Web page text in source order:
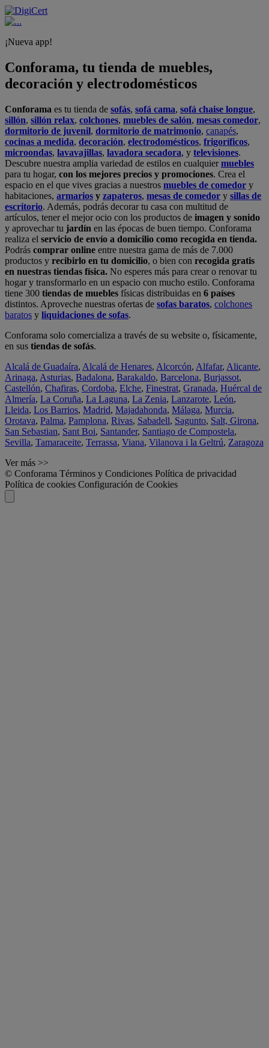
¡Nueva app!
Conforama, tu tienda de muebles,
decoración y electrodomésticos
Conforama es tu tienda de sofás, sofá cama, sofá chaise longue,
sillón, sillón relax, colchones, muebles de salón, mesas comedor,
dormitorio de juvenil, dormitorio de matrimonio, canapés,
cocinas a medida, decoración, electrodomésticos, frigoríficos,
microondas, lavavajillas, lavadora secadora, y televisiones.
Descubre nuestra amplia variedad de estilos en cualquiermuebles
para tu hogar, con los mejores precios y promociones. Crea el
espacio en el que vives gracias a nuestros muebles de comedor y
habitaciones, armarios y zapateros, mesas de comedor y sillas de
escritorio. Además, podrás decorar tu casa con multitud de
artículos, tener el mejor ocio con los productos de imagen y sonido
y aprovechar tu jardín en las épocas de buen tiempo. Conforama
realiza el servicio de envío a domicilio como recogida en tienda.
Podrás comprar online entre nuestra gama de más de 7.000
productos y recibirlo en tu domicilio, o bien con recogida gratis
en nuestras tiendas física. No esperes más para crear o renovar tu
hogar y transformarlo en un espacio con mucho estilo. Conforama
tiene 300 tiendas de muebles físicas distribuidas en 6 países
distintos. Aproveche nuestras ofertas de sofas baratos, colchones
baratos y liquidaciones de sofas.
Conforama solo comercializa a través de su website o, físicamente,
en sus tiendas de sofás.
Alcalá de Guadaíra, Alcalá de Henares, Alcorcón, Alfafar, Alicante,
Arinaga, Asturias, Badalona, Barakaldo, Barcelona, Burjassot,
Castellón, Chafiras, Cordoba, Elche, Finestrat, Granada, Huércal de
Almería, La Coruña, La Laguna, La Zenia, Lanzarote, León,
Lleida, Los Barrios, Madrid, Majadahonda, Málaga, Murcia,
Orotava, Palma, Pamplona, Rivas, Sabadell, Sagunto, Salt, Girona,
San Sebastian, Sant Boi, Santander, Santiago de Compostela,
Sevilla, Tamaraceite, Terrassa, Viana, Vilanova i la Geltrú, Zaragoza
Ver más >>
© Conforama Términos y Condiciones Política de privacidad
Política de cookies Configuración de Cookies